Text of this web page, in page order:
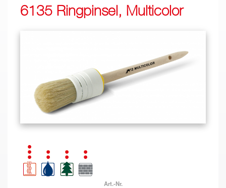
6135 Ringpinsel, Multicolor
Art.-Nr.